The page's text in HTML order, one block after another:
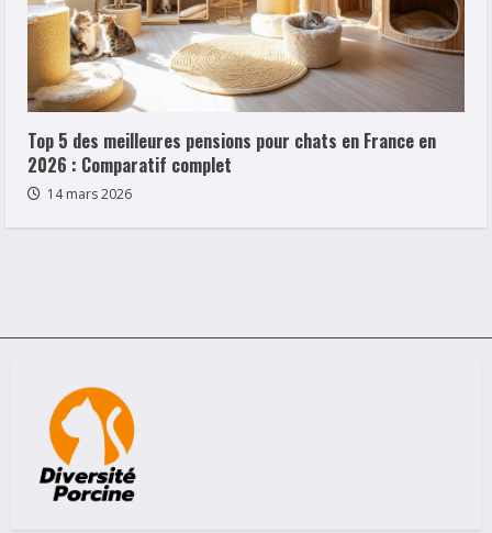
Top 5 des meilleures pensions pour chats en France en
2026 : Comparatif complet
14 mars 2026